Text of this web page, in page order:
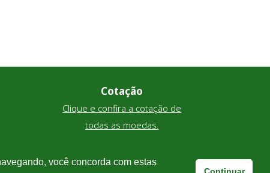
Cotação
Clique e confira a cotação de
todas as moedas.
você concorda com estas